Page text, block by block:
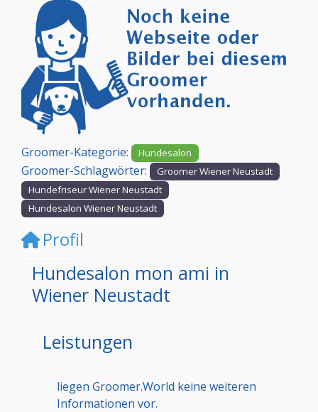
Vorheriges
Groomer-Kategorie: Hundesalon
Groomer-Schlagwörter:
Groomer Wiener Neustadt
Hundefriseur Wiener Neustadt
Hundesalon Wiener Neustadt
Profil
Hundesalon mon ami in
Wiener Neustadt
Leistungen
liegen Groomer.World keine weiteren
Informationen vor.